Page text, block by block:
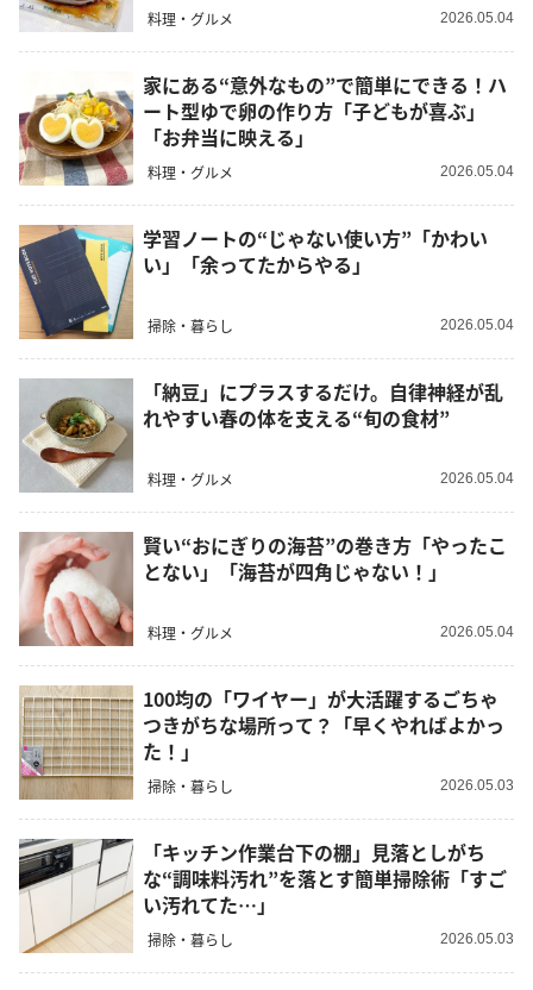
料理・グルメ 2026.05.04
家にある“意外なもの”で簡単にできる！ハ
ート型ゆで卵の作り方「子どもが喜ぶ」
「お弁当に映える」
料理・グルメ 2026.05.04
学習ノートの“じゃない使い方”「かわい
い」「余ってたからやる」
掃除・暮らし 2026.05.04
「納豆」にプラスするだけ。自律神経が乱
れやすい春の体を支える“旬の食材”
料理・グルメ 2026.05.04
賢い“おにぎりの海苔”の巻き方「やったこ
とない」「海苔が四角じゃない！」
料理・グルメ 2026.05.04
100均の「ワイヤー」が大活躍するごちゃ
つきがちな場所って？「早くやればよかっ
た！」
掃除・暮らし 2026.05.03
「キッチン作業台下の棚」見落としがち
な“調味料汚れ”を落とす簡単掃除術「すご
い汚れてた…」
掃除・暮らし 2026.05.03